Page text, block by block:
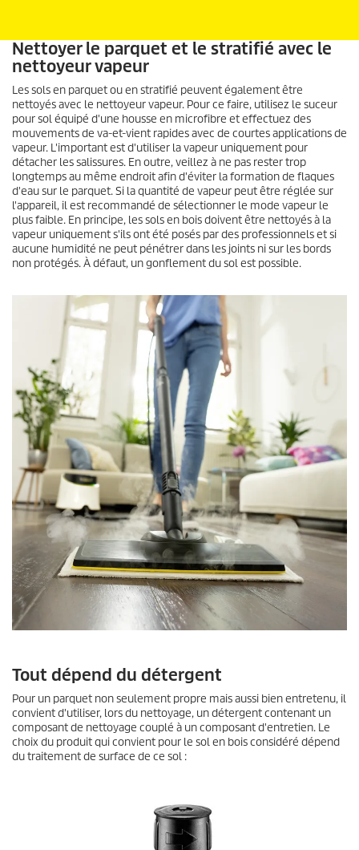
Nettoyer le parquet et le stratifié avec le
nettoyeur vapeur
Les sols en parquet ou en stratifié peuvent également être
nettoyés avec le nettoyeur vapeur. Pour ce faire, utilisez le suceur
pour sol équipé d'une housse en microfibre et effectuez des
mouvements de va-et-vient rapides avec de courtes applications de
vapeur. L'important est d'utiliser la vapeur uniquement pour
détacher les salissures. En outre, veillez à ne pas rester trop
longtemps au même endroit afin d'éviter la formation de flaques
d'eau sur le parquet. Si la quantité de vapeur peut être réglée sur
l'appareil, il est recommandé de sélectionner le mode vapeur le
plus faible. En principe, les sols en bois doivent être nettoyés à la
vapeur uniquement s'ils ont été posés par des professionnels et si
aucune humidité ne peut pénétrer dans les joints ni sur les bords
non protégés. À défaut, un gonflement du sol est possible.
Tout dépend du détergent
Pour un parquet non seulement propre mais aussi bien entretenu, il
convient d'utiliser, lors du nettoyage, un détergent contenant un
composant de nettoyage couplé à un composant d'entretien. Le
choix du produit qui convient pour le sol en bois considéré dépend
du traitement de surface de ce sol :